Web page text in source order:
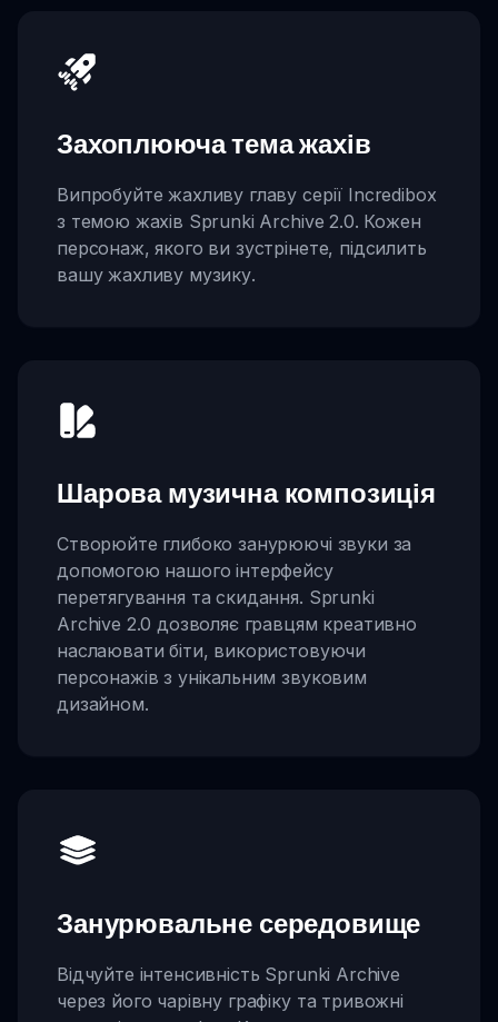
Захоплююча тема жахів
Випробуйте жахливу главу серії Incredibox
з темою жахів Sprunki Archive 2.0. Кожен
персонаж, якого ви зустрінете, підсилить
вашу жахливу музику.
Шарова музична композиція
Створюйте глибоко занурюючі звуки за
допомогою нашого інтерфейсу
перетягування та скидання. Sprunki
Archive 2.0 дозволяє гравцям креативно
наслаювати біти, використовуючи
персонажів з унікальним звуковим
дизайном.
Занурювальне середовище
Відчуйте інтенсивність Sprunki Archive
через його чарівну графіку та тривожні